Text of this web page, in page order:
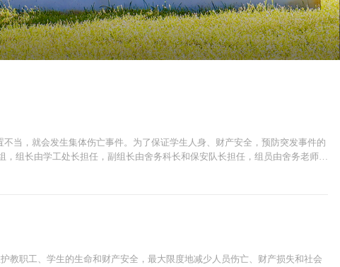
当，就会发生集体伤亡事件。为了保证学生人身、财产安全，预防突发事件的
组长由学工处长担任，副组长由舍务科长和保安队长担任，组员由舍务老师与
职工、学生的生命和财产安全，最大限度地减少人员伤亡、财产损失和社会